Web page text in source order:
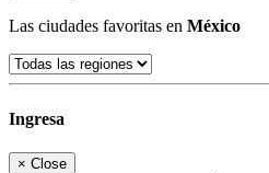
Las ciudades favoritas en México
Ingresa
× Close